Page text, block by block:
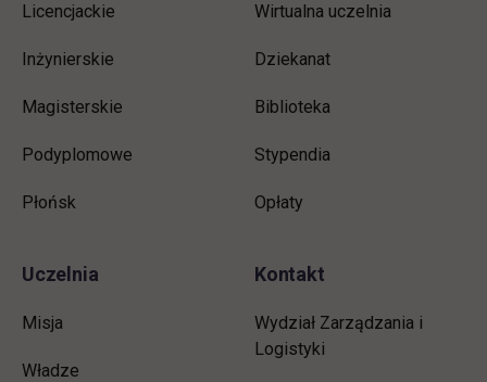
Licencjackie
Inżynierskie
Magisterskie
Podyplomowe
Płońsk
Wirtualna uczelnia
Dziekanat
Biblioteka
Stypendia
Opłaty
Uczelnia
Misja
Władze
Kontakt
Wydział Zarządzania i
Logistyki